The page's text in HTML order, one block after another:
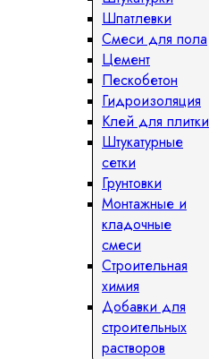
Шпатлевки
Смеси для пола
Цемент
Пескобетон
Гидроизоляция
Клей для плитки
Штукатурные
сетки
Грунтовки
Монтажные и
кладочные
смеси
Строительная
химия
Добавки для
строительных
растворов